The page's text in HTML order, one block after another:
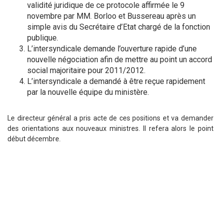
validité juridique de ce protocole affirmée le 9
novembre par MM. Borloo et Bussereau après un
simple avis du Secrétaire d’Etat chargé de la fonction
publique.
L’intersyndicale demande l’ouverture rapide d’une
nouvelle négociation afin de mettre au point un accord
social majoritaire pour 2011/2012.
L’intersyndicale a demandé à être reçue rapidement
par la nouvelle équipe du ministère.
Le directeur général a pris acte de ces positions et va demander
des orientations aux nouveaux ministres. Il refera alors le point
début décembre.